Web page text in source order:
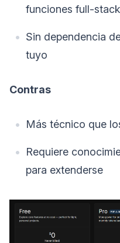
funciones full-stack
Sin dependencia
tuyo
Contras
Más técnico que
Requiere
para extenderse